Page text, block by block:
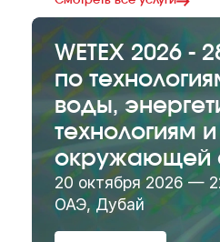
WETEX 2026 -
по
воды,
технологиям
окружающей
20 октября 2026 —
ОАЭ, Дубай